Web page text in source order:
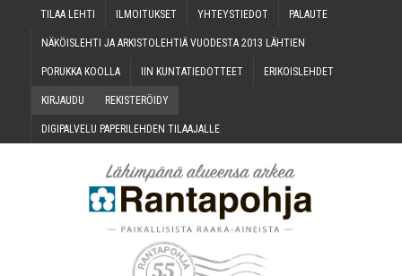
TILAA LEH­TI ILMOI­TUK­SET YHTEYS­TIE­DOT PALAU­TE
NÄKÖIS­LEH­TI JA ARKIS­TO­LEH­TIÄ VUO­DES­TA 2013 LÄHTIEN
PORUK­KA KOOLLA IIN KUN­TA­TIE­DOT­TEET ERI­KOIS­LEH­DET
KIR­JAU­DU REKIS­TE­RÖI­DY
DIGI­PAL­VE­LU PAPE­RI­LEH­DEN TILAAJALLE